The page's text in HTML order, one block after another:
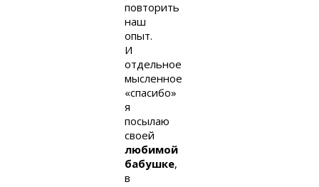
повторить
наш
опыт.
И
отдельное
мысленное
«спасибо»
я
посылаю
своей
любимой
бабушке,
в